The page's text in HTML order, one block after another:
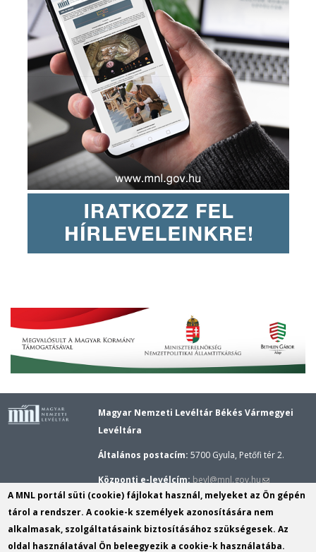
Magyar Nemzeti Levéltár Békés Vármegyei
Levéltára
Általános postacím: 5700 Gyula, Petőfi tér 2.
Központi e-levélcím: bevl@mnl.gov.hu(link
sends
e-
mail)
Gyulai épület központi telefonszáma:
(+36–66)
(+36–20) 289–8909
A MNL portál süti (cookie) fájlokat használ, melyeket az Ön gépén
tárol a rendszer. A cookie-k személyek azonosítására nem
alkalmasak, szolgáltatásaink biztosításához szükségesek. Az
oldal használatával Ön beleegyezik a cookie-k használatába.